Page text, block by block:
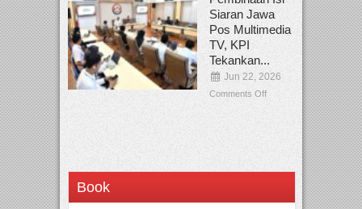
Siaran Jawa
Pos Multimedia
TV, KPI
Tekankan...
Jun 22, 2026
Comments Off
Book